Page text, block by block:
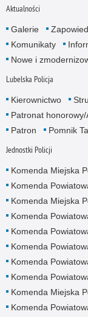
Aktualności
Galerie
Komunikaty
Nowe i
Lubelska Policja
Kierownictwo
Patronat
Patron
Pomnik
Jednostki Policji
Komenda Miejska
Komenda
Komenda Miejska
Komenda
Komenda
Komenda
Komenda
Komenda
Komenda Miejska
Komenda